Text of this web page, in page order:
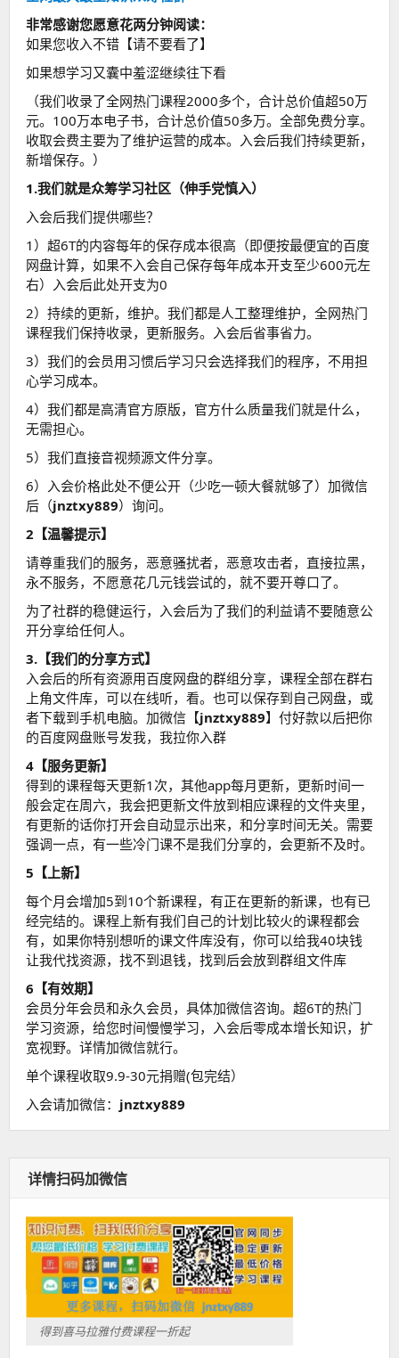
非常感谢您愿意花两分钟阅读：
如果您收入不错【请不要看了】
如果想学习又囊中羞涩继续往下看
（我们收录了全网热门课程2000多个，合计总价值超50万
元。100万本电子书，合计总价值50多万。全部免费分享。
收取会费主要为了维护运营的成本。入会后我们持续更新，
新增保存。）
1.我们就是众筹学习社区（伸手党慎入）
入会后我们提供哪些？
1）超6T的内容每年的保存成本很高（即便按最便宜的百度
网盘计算，如果不入会自己保存每年成本开支至少600元左
右）入会后此处开支为0
2）持续的更新，维护。我们都是人工整理维护，全网热门
课程我们保持收录，更新服务。入会后省事省力。
3）我们的会员用习惯后学习只会选择我们的程序，不用担
心学习成本。
4）我们都是高清官方原版，官方什么质量我们就是什么，
无需担心。
5）我们直接音视频源文件分享。
6）入会价格此处不便公开（少吃一顿大餐就够了）加微信
后（jnztxy889）询问。
2【温馨提示】
请尊重我们的服务，恶意骚扰者，恶意攻击者，直接拉黑，
永不服务，不愿意花几元钱尝试的，就不要开尊口了。
为了社群的稳健运行，入会后为了我们的利益请不要随意公
开分享给任何人。
3.【我们的分享方式】
入会后的所有资源用百度网盘的群组分享，课程全部在群右
上角文件库，可以在线听，看。也可以保存到自己网盘，或
者下载到手机电脑。加微信【jnztxy889】付好款以后把你
的百度网盘账号发我，我拉你入群
4【服务更新】
得到的课程每天更新1次，其他app每月更新，更新时间一
般会定在周六，我会把更新文件放到相应课程的文件夹里，
有更新的话你打开会自动显示出来，和分享时间无关。需要
强调一点，有一些冷门课不是我们分享的，会更新不及时。
5【上新】
每个月会增加5到10个新课程，有正在更新的新课，也有已
经完结的。课程上新有我们自己的计划比较火的课程都会
有，如果你特别想听的课文件库没有，你可以给我40块钱
让我代找资源，找不到退钱，找到后会放到群组文件库
6【有效期】
会员分年会员和永久会员，具体加微信咨询。超6T的热门
学习资源，给您时间慢慢学习，入会后零成本增长知识，扩
宽视野。详情加微信就行。
单个课程收取9.9-30元捐赠(包完结）
入会请加微信： jnztxy889
详情扫码加微信
得到喜马拉雅付费课程一折起